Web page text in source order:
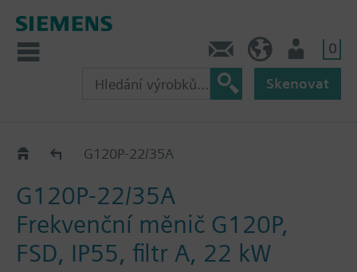
0
Skenovat
G120P..5AG120P-22/35A
G120P-22/35A
Frekvenční měnič G120P,
FSD, IP55, filtr A, 22 kW